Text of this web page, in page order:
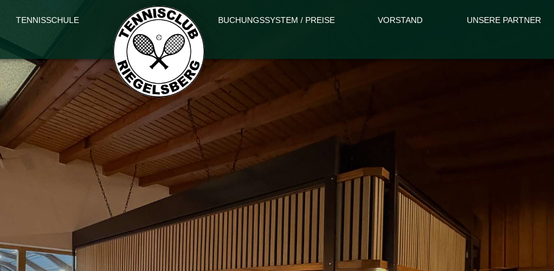
TENNISSCHULE BUCHUNGSSYSTEM / PREISE VORSTAND UNSERE PARTNER